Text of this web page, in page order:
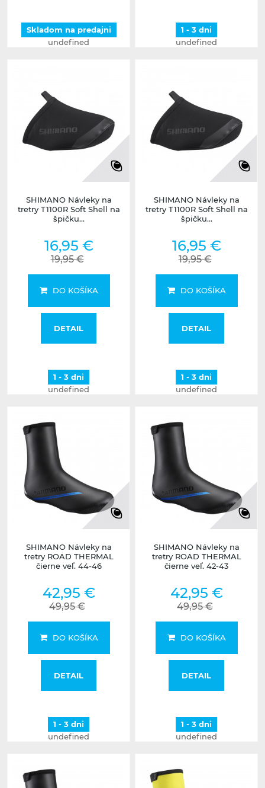
Skladom na predajni
undefined
1 - 3 dni
undefined
SHIMANO Návleky na
tretry T1100R Soft Shell na
špičku...
16,95 €
19,95 €
DO KOŠÍKA
DETAIL
1 - 3 dni
undefined
SHIMANO Návleky na
tretry T1100R Soft Shell na
špičku...
16,95 €
19,95 €
DO KOŠÍKA
DETAIL
1 - 3 dni
undefined
SHIMANO Návleky na
tretry ROAD THERMAL
čierne veľ. 44-46
42,95 €
49,95 €
DO KOŠÍKA
DETAIL
1 - 3 dni
undefined
SHIMANO Návleky na
tretry ROAD THERMAL
čierne veľ. 42-43
42,95 €
49,95 €
DO KOŠÍKA
DETAIL
1 - 3 dni
undefined